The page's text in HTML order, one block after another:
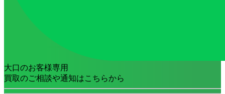
大口のお客様専用
買取のご相談や通知はこちらから